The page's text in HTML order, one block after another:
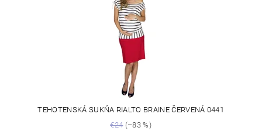
TEHOTENSKÁ SUKŇA RIALTO BRAINE ČERVENÁ 0441
€24(–83 %)